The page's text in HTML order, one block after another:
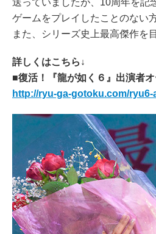
送っていましたが、10周年を記
ゲームをプレイしたことのない
また、シリーズ史上最高傑作を
詳しくはこちら↓
■復活！『龍が如く６』出演者
http://ryu-ga-gotoku.com/ryu6-